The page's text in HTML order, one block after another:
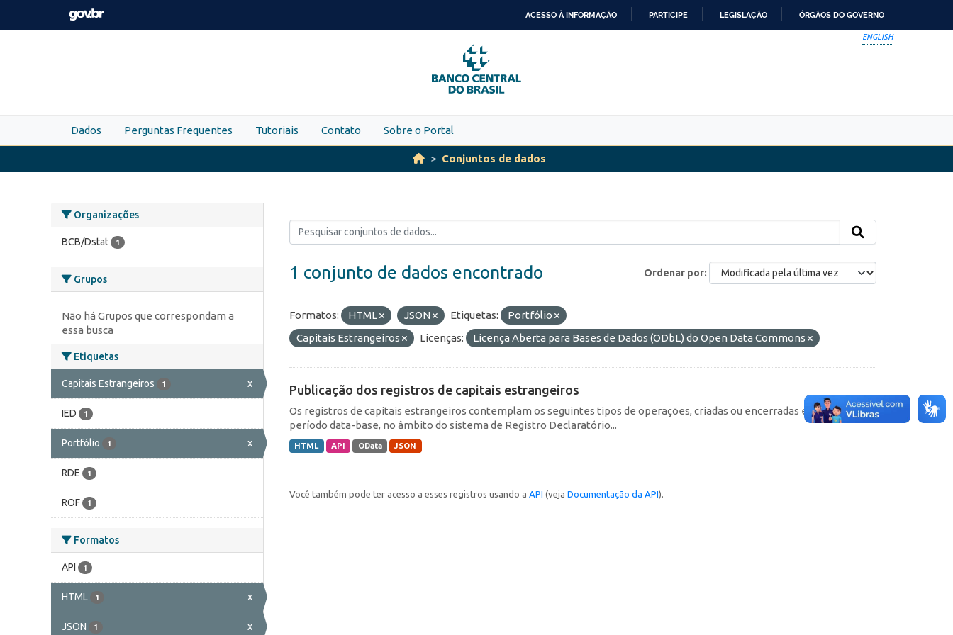
Skip to main content
PARA
O
CONTEÚDO
ACESSO À INFORMAÇÃO PARTICIPE LEGISLAÇÃO ÓRGÃOS DO GOVERNO
ENGLISH
Dados Perguntas Frequentes Tutoriais Contato Sobre o Portal
Conjuntos de dados
Organizações
BCB/Dstat 1
Grupos
Não há Grupos que correspondam a
essa busca
Etiquetas
Capitais Estrangeiros 1 x
IED 1
Portfólio 1 x
RDE 1
ROF 1
Formatos
API 1
HTML 1 x
JSON 1 x
Ordenar por
1 conjunto de dados encontrado
Formatos: HTML JSON Etiquetas:
Portfólio
Capitais Estrangeiros
Licenças: Licença Aberta para Bases de Dados (ODbL) do Open Data Commons
Publicação dos registros de capitais estrangeiros
Os registros de capitais estrangeiros contemplam os seguintes tipos de operações, criadas ou encerradas em cada
período data-base, no âmbito do sistema de Registro Declaratório...
HTML API OData JSON
Você também pode ter acesso a esses registros usando a API (veja Documentação da API).